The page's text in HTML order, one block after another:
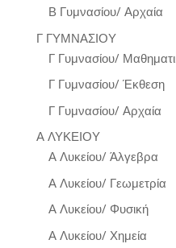
Β Γυμνασίου/ Αρχαία
Γ ΓΥΜΝΑΣΙΟΥ
Γ Γυμνασίου/
Γ Γυμνασίου/ Έκθεση
Γ Γυμνασίου/ Αρχαία
Α ΛΥΚΕΙΟΥ
Α Λυκείου/ Άλγεβρα
Α Λυκείου/ Γεωμετρία
Α Λυκείου/ Φυσική
Α Λυκείου/ Χημεία